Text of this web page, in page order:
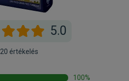
5.0
20 értékelés
100%